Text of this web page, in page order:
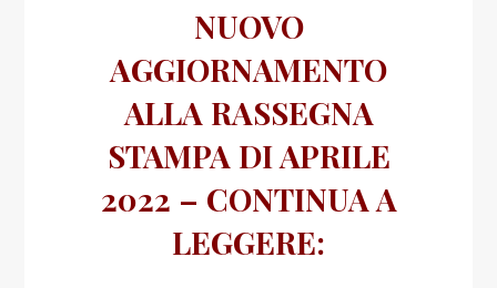
NUOVO
AGGIORNAMENTO
ALLA RASSEGNA
STAMPA DI APRILE
2022 – CONTINUA A
LEGGERE: